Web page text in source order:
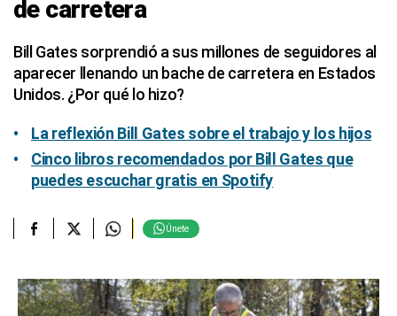
de carretera
Bill Gates sorprendió a sus millones de seguidores al
aparecer llenando un bache de carretera en Estados
Unidos. ¿Por qué lo hizo?
La reflexión Bill Gates sobre el trabajo y los hijos
Cinco libros recomendados por Bill Gates que
puedes escuchar gratis en Spotify
Únete